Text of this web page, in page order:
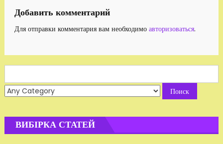
Добавить комментарий
Для отправки комментария вам необходимо авторизоваться.
for:
ВИБІРКА СТАТЕЙ